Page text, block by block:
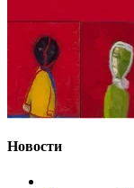
Новости